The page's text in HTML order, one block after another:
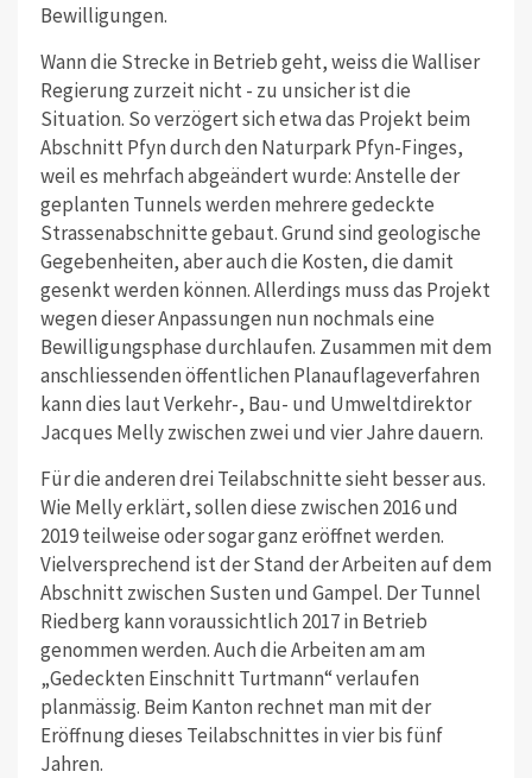
Bewilligungen.
Wann die Strecke in Betrieb geht, weiss die Walliser
Regierung zurzeit nicht - zu unsicher ist die
Situation. So verzögert sich etwa das Projekt beim
Abschnitt Pfyn durch den Naturpark Pfyn-Finges,
weil es mehrfach abgeändert wurde: Anstelle der
geplanten Tunnels werden mehrere gedeckte
Strassenabschnitte gebaut. Grund sind geologische
Gegebenheiten, aber auch die Kosten, die damit
gesenkt werden können. Allerdings muss das Projekt
wegen dieser Anpassungen nun nochmals eine
Bewilligungsphase durchlaufen. Zusammen mit dem
anschliessenden öffentlichen Planauflageverfahren
kann dies laut Verkehr-, Bau- und Umweltdirektor
Jacques Melly zwischen zwei und vier Jahre dauern.
Für die anderen drei Teilabschnitte sieht besser aus.
Wie Melly erklärt, sollen diese zwischen 2016 und
2019 teilweise oder sogar ganz eröffnet werden.
Vielversprechend ist der Stand der Arbeiten auf dem
Abschnitt zwischen Susten und Gampel. Der Tunnel
Riedberg kann voraussichtlich 2017 in Betrieb
genommen werden. Auch die Arbeiten am am
„Gedeckten Einschnitt Turtmann“ verlaufen
planmässig. Beim Kanton rechnet man mit der
Eröffnung dieses Teilabschnittes in vier bis fünf
Jahren.